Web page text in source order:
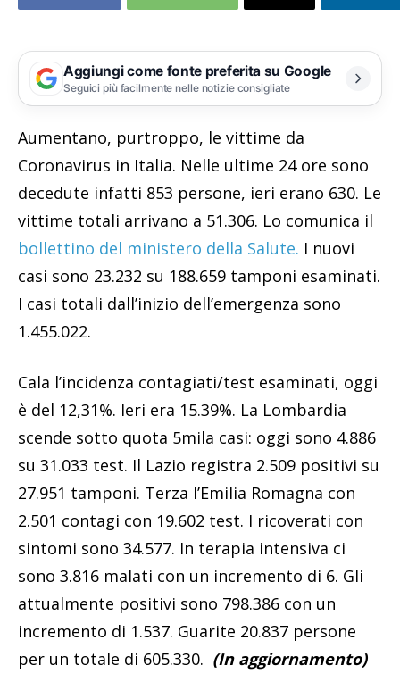
Aggiungi come fonte preferita su Google
Seguici più facilmente nelle notizie consigliate
Aumentano, purtroppo, le vittime da
Coronavirus in Italia. Nelle ultime 24 ore sono
decedute infatti 853 persone, ieri erano 630. Le
vittime totali arrivano a 51.306. Lo comunica il
bollettino del ministero della Salute. I nuovi
casi sono 23.232 su 188.659 tamponi esaminati.
I casi totali dall’inizio dell’emergenza sono
1.455.022.
Cala l’incidenza contagiati/test esaminati, oggi
è del 12,31%. Ieri era 15.39%. La Lombardia
scende sotto quota 5mila casi: oggi sono 4.886
su 31.033 test. Il Lazio registra 2.509 positivi su
27.951 tamponi. Terza l’Emilia Romagna con
2.501 contagi con 19.602 test. I ricoverati con
sintomi sono 34.577. In terapia intensiva ci
sono 3.816 malati con un incremento di 6. Gli
attualmente positivi sono 798.386 con un
incremento di 1.537. Guarite 20.837 persone
per un totale di 605.330. (In aggiornamento)